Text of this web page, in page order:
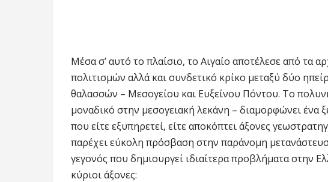
Μέσα σ’ αυτό το πλαίσιο, το Αιγαίο αποτέλεσε από τα
πολιτισμών αλλά και συνδετικό κρίκο μεταξύ δύο
θαλασσών – Μεσογείου και Ευξείνου Πόντου. Το
μοναδικό στην μεσογειακή λεκάνη – διαμορφώνει ένα
που είτε εξυπηρετεί, είτε αποκόπτει άξονες
παρέχει εύκολη πρόσβαση στην παράνομη
γεγονός που δημιουργεί ιδιαίτερα προβλήματα στην
κύριοι άξονες: